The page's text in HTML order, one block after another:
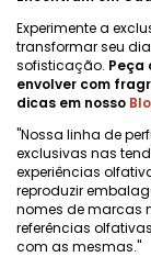
Experimente a
transformar seu
sofisticação. Peça
envolver com
dicas em nosso
"Nossa linha de
exclusivas nas
experiências
reproduzir
nomes de marcas
referências
com as mesmas."